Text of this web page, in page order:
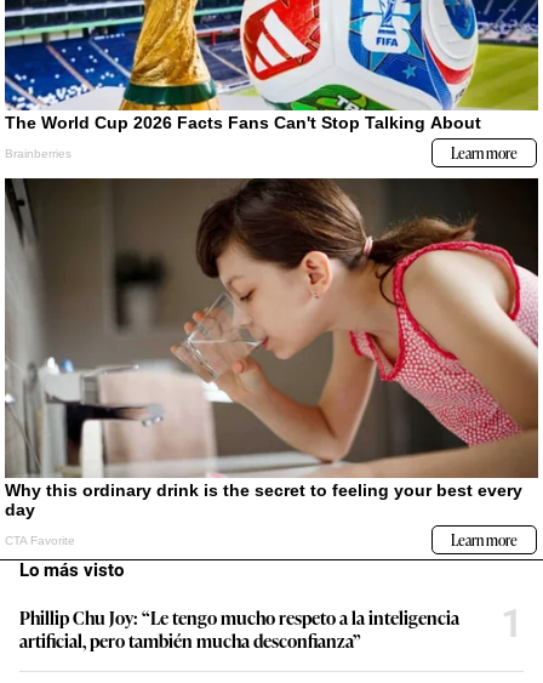
Lo más visto
Phillip Chu Joy: “Le tengo mucho respeto a la inteligencia
artificial, pero también mucha desconfianza”
1